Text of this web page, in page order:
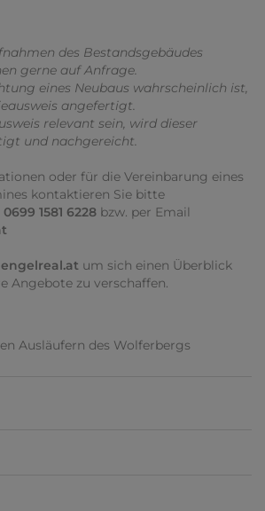
des Bestandsgebäudes
gerne auf Anfrage.
eines Neubaus wahrscheinlich ist,
angefertigt.
relevant sein, wird dieser
und nachgereicht.
oder für die Vereinbarung eines
kontaktieren Sie bitte
0699 1581 6228 bzw. per Email
engelreal.at um sich einen Überblick
Angebote zu verschaffen.
Ausläufern des Wolferbergs